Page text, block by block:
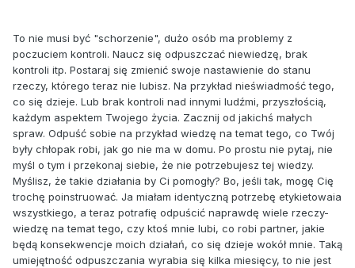
To nie musi być "schorzenie", dużo osób ma problemy z
poczuciem kontroli. Naucz się odpuszczać niewiedzę, brak
kontroli itp. Postaraj się zmienić swoje nastawienie do stanu
rzeczy, którego teraz nie lubisz. Na przykład nieświadmość tego,
co się dzieje. Lub brak kontroli nad innymi ludźmi, przyszłością,
każdym aspektem Twojego życia. Zacznij od jakichś małych
spraw. Odpuść sobie na przykład wiedzę na temat tego, co Twój
były chłopak robi, jak go nie ma w domu. Po prostu nie pytaj, nie
myśl o tym i przekonaj siebie, że nie potrzebujesz tej wiedzy.
Myślisz, że takie działania by Ci pomogły? Bo, jeśli tak, mogę Cię
trochę poinstruować. Ja miałam identyczną potrzebę etykietowaia
wszystkiego, a teraz potrafię odpuścić naprawdę wiele rzeczy-
wiedzę na temat tego, czy ktoś mnie lubi, co robi partner, jakie
będą konsekwencje moich działań, co się dzieje wokół mnie. Taką
umiejętność odpuszczania wyrabia się kilka miesięcy, to nie jest